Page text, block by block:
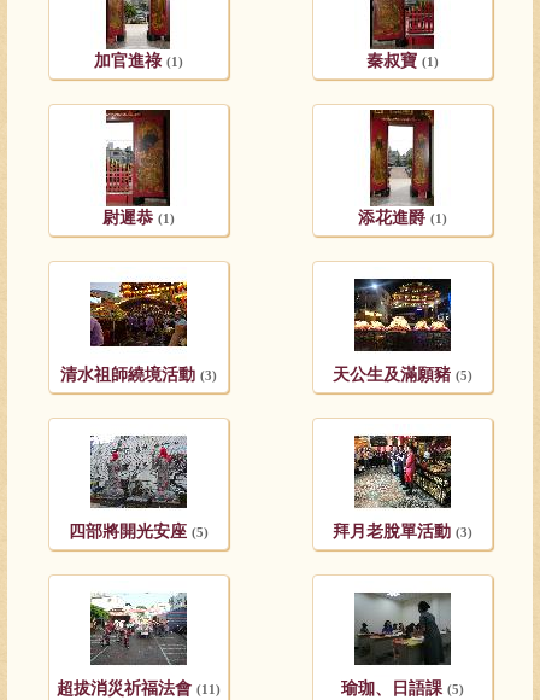
加官進祿 (1) 秦叔寶 (1)
尉遲恭 (1) 添花進爵 (1)
清水祖師繞境活動 (3) 天公生及滿願豬 (5)
四部將開光安座 (5) 拜月老脫單活動 (3)
超拔消災祈福法會 (11) 瑜珈、日語課 (5)